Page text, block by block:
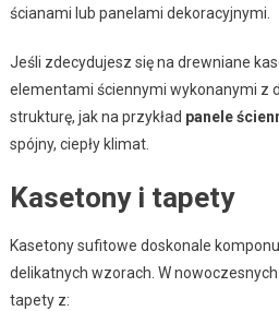
ścianami lub panelami dekoracyjnymi.
Jeśli zdecydujesz się na drewniane
elementami ściennymi wykonanymi z
strukturę, jak na przykład panele
spójny, ciepły klimat.
Kasetony i tapety
Kasetony sufitowe doskonale
delikatnych wzorach. W
tapety z: